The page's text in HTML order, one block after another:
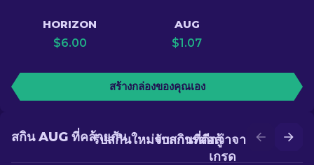
HORIZON
$6.00
AUG
$1.07
สร้างกล่องของคุณเอง
รับสกินที่ดีกว่าจากการอัป
เกรด
รับสกินใหม่จากการต่อสู้
สกิน AUG ที่คล้ายกัน